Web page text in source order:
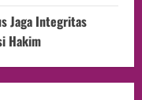
Jaga Integritas
Hakim